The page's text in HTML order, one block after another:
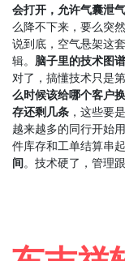
会打开，允许气囊泄气
么降不下来，要么突
说到底，空气悬架这
辑。 脑子里的技术图
对了，搞懂技术只是
么时候该给哪个客户
存还剩几条 ，这些要
越来越多的同行开始用
件库存和工单结算串
间 。技术硬了，管理